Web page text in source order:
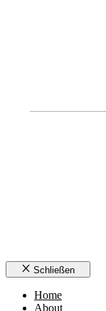
Schließen
Home
About